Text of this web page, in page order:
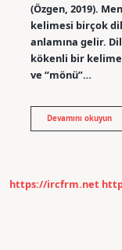
(Özgen, 2019).
kelimesi birçok
anlamına gelir.
kökenli bir
ve “mönü”…
Devamını okuyun
Ne
https://ircfrm.net